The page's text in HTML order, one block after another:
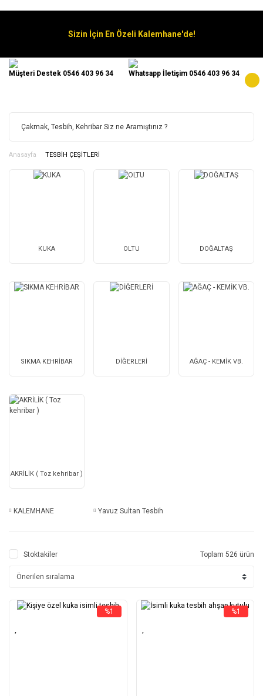
Sizin İçin En Özeli Kalemhane'de!
Müşteri Destek 0546 403 96 34 Whatsapp İletişim 0546 403 96 34
Anasayfa TESBİH ÇEŞİTLERİ
KUKA OLTU DOĞALTAŞ
SIKMA KEHRİBAR DİĞERLERİ AĞAÇ - KEMİK VB.
AKRİLİK ( Toz kehribar )
KALEMHANE Yavuz Sultan Tesbih
Stoktakiler Toplam 526 ürün
%1 %1